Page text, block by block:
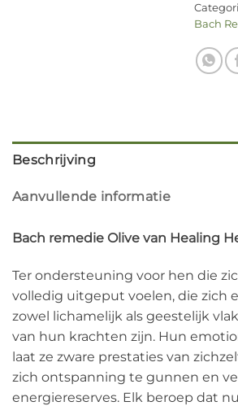
Bach
Beschrijving
Aanvullende informatie
Bach remedie Olive van Healing
Ter ondersteuning voor hen die
volledig uitgeput voelen, die zich
zowel lichamelijk als geestelijk
van hun krachten zijn. Hun
laat ze zware prestaties van
zich ontspanning te gunnen en
energiereserves. Elk beroep dat